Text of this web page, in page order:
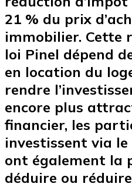
21 % du prix
immobilier. Cette
loi Pinel dépend
en location du
rendre
encore plus
financier, les
investissent via
ont également la
déduire ou